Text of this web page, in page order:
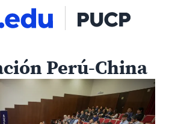
Perú-China